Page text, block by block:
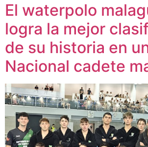
El waterpolo
logra la mejor
de su historia en
Nacional cadete